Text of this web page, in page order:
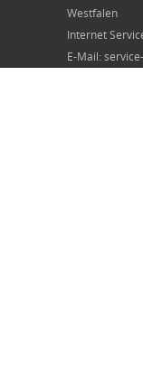
Westfalen
Internet
E-Mail: